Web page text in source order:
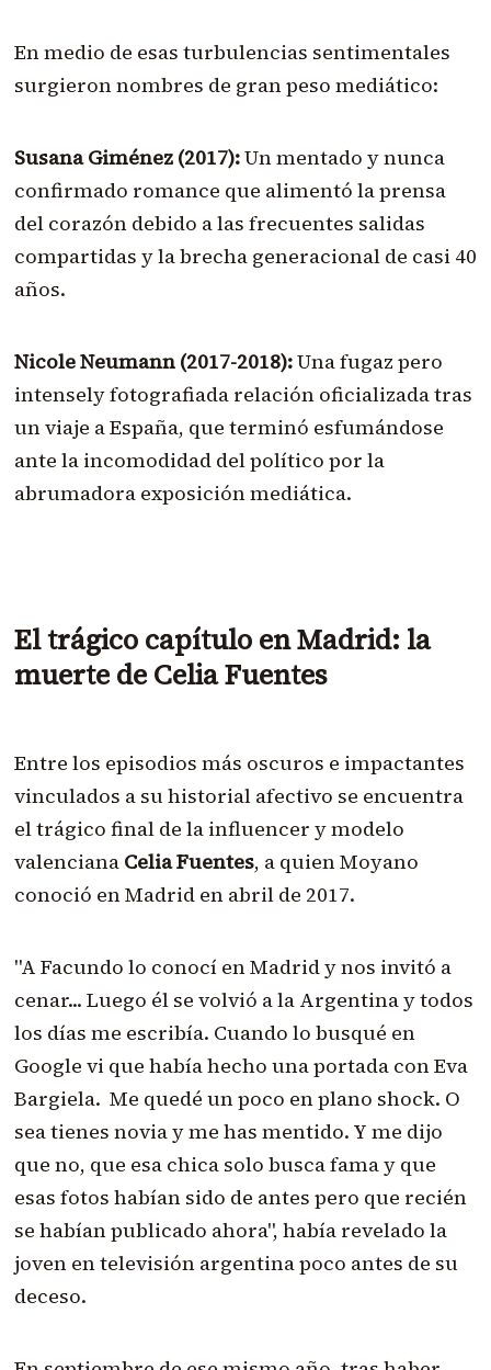
En medio de esas turbulencias sentimentales
surgieron nombres de gran peso mediático:
Susana Giménez (2017):Un mentado y nunca
confirmado romance que alimentó la prensa
del corazón debido a las frecuentes salidas
compartidas y la brecha generacional de casi 40
años.
Nicole Neumann (2017-2018):Una fugaz pero
intensely fotografiada relación oficializada tras
un viaje a España, que terminó esfumándose
ante la incomodidad del político por la
abrumadora exposición mediática.
El trágico capítulo en Madrid: la
muerte de Celia Fuentes
Entre los episodios más oscuros e impactantes
vinculados a su historial afectivo se encuentra
el trágico final de la influencer y modelo
valenciana Celia Fuentes, a quien Moyano
conoció en Madrid en abril de 2017.
"A Facundo lo conocí en Madrid y nos invitó a
cenar... Luego él se volvió a la Argentina y todos
los días me escribía. Cuando lo busqué en
Google vi que había hecho una portada con Eva
Bargiela. Me quedé un poco en plano shock. O
sea tienes novia y me has mentido. Y me dijo
que no, que esa chica solo busca fama y que
esas fotos habían sido de antes pero que recién
se habían publicado ahora", había revelado la
joven en televisión argentina poco antes de su
deceso.